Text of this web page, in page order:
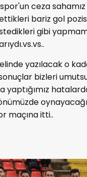
ceza
bariz gol
gibi
yazılacak o
bizleri
yaptığımız
maçına itti..